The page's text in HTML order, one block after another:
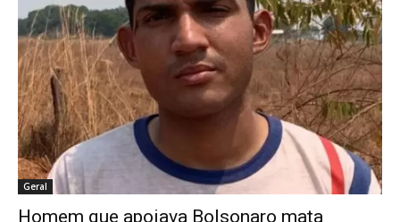
Geral
Homem que apoiava Bolsonaro mata